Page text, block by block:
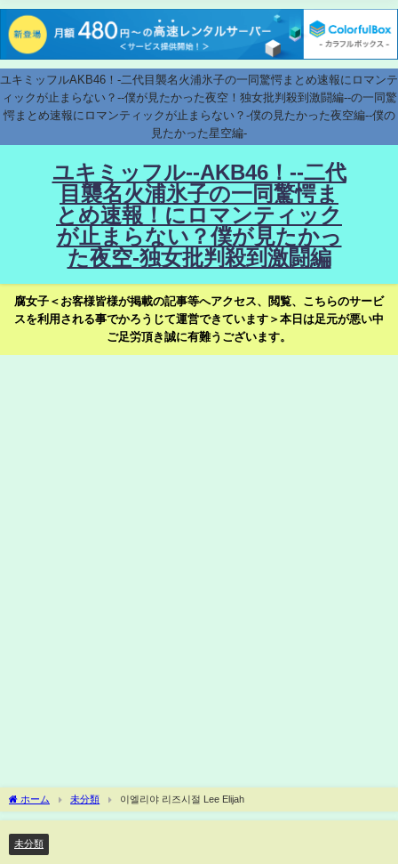
ユキミッフルAKB46！-二代目襲名火浦氷子の一同驚愕まとめ速報にロマンテ
ィックが止まらない？--僕が見たかった夜空！独女批判殺到激闘編--の一同驚
愕まとめ速報にロマンティックが止まらない？-僕の見たかった夜空編--僕の
見たかった星空編-
ユキミッフル--AKB46！--二代
目襲名火浦氷子の一同驚愕ま
とめ速報！にロマンティック
が止まらない？僕が見たかっ
た夜空-独女批判殺到激闘編
腐女子＜お客様皆様が掲載の記事等へアクセス、閲覧、こちらのサービ
スを利用される事でかろうじて運営できています＞本日は足元が悪い中
ご足労頂き誠に有難うございます。
ホーム 未分類 이엘리야 리즈시절 Lee Elijah
未分類